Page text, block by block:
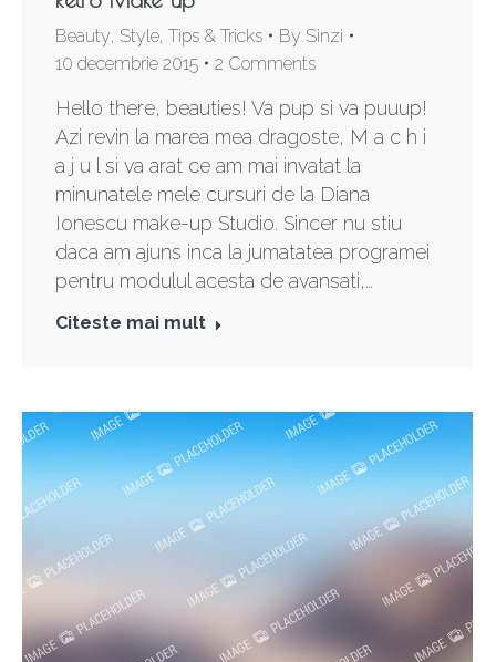
Beauty, Style, Tips & Tricks By Sinzi
10 decembrie 2015
2 Comments
Hello there, beauties! Va pup si va puuup!
Azi revin la marea mea dragoste, M a c h i
a j u l si va arat ce am mai invatat la
minunatele mele cursuri de la Diana
Ionescu make-up Studio. Sincer nu stiu
daca am ajuns inca la jumatatea programei
pentru modulul acesta de avansati,…
Citeste mai mult